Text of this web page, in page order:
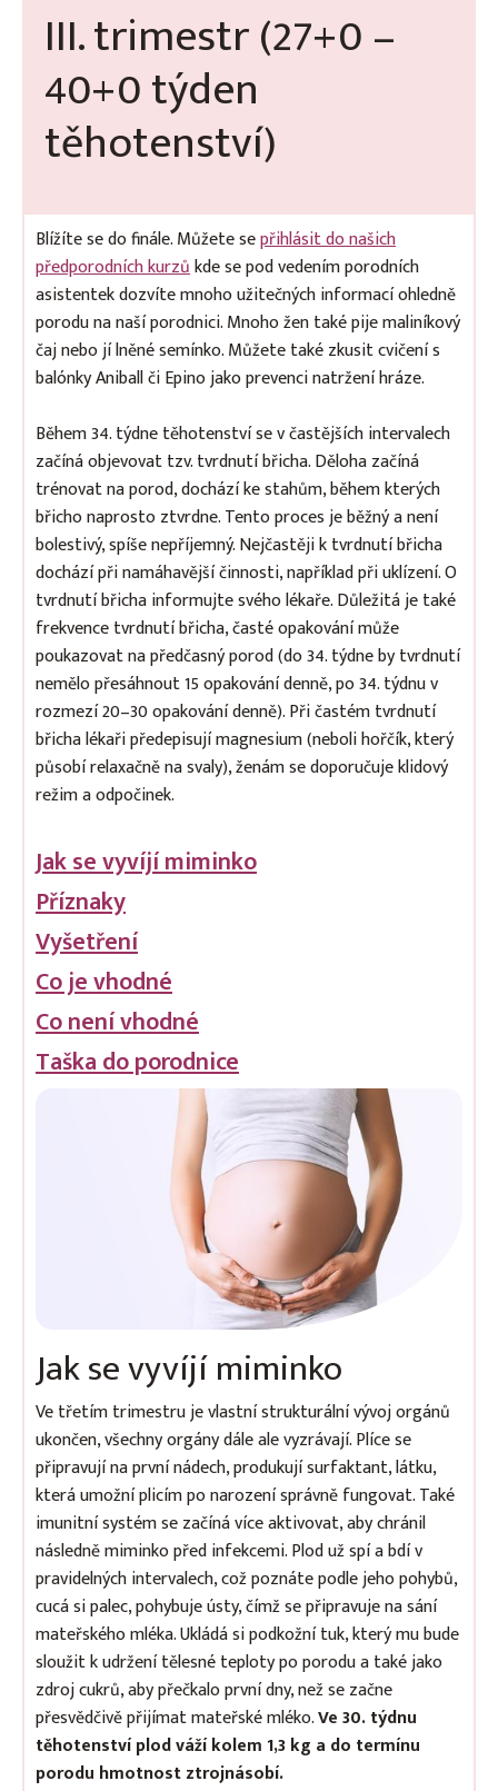
III. trimestr (27+0 –
40+0 týden
těhotenství)
Blížíte se do finále. Můžete sepřihlásit do našich
předporodních kurzůkde se pod vedením porodních
asistentek dozvíte mnoho užitečných informací ohledně
porodu na naší porodnici. Mnoho žen také pije maliníkový
čaj nebo jí lněné semínko. Můžete také zkusit cvičení s
balónky Aniball či Epino jako prevenci natržení hráze.
Během 34. týdne těhotenství se v častějších intervalech
začíná objevovat tzv. tvrdnutí břicha. Děloha začíná
trénovat na porod, dochází ke stahům, během kterých
břicho naprosto ztvrdne. Tento proces je běžný a není
bolestivý, spíše nepříjemný. Nejčastěji k tvrdnutí břicha
dochází při namáhavější činnosti, například při uklízení. O
tvrdnutí břicha informujte svého lékaře. Důležitá je také
frekvence tvrdnutí břicha, časté opakování může
poukazovat na předčasný porod (do 34. týdne by tvrdnutí
nemělo přesáhnout 15 opakování denně, po 34. týdnu v
rozmezí 20–30 opakování denně). Při častém tvrdnutí
břicha lékaři předepisují magnesium (neboli hořčík, který
působí relaxačně na svaly), ženám se doporučuje klidový
režim a odpočinek.
Jak se vyvíjí miminko
Příznaky
Vyšetření
Co je vhodné
Co není vhodné
Taška do porodnice
Jak se vyvíjí miminko
Ve třetím trimestru je vlastní strukturální vývoj orgánů
ukončen, všechny orgány dále ale vyzrávají. Plíce se
připravují na první nádech, produkují surfaktant, látku,
která umožní plicím po narození správně fungovat. Také
imunitní systém se začíná více aktivovat, aby chránil
následně miminko před infekcemi. Plod už spí a bdí v
pravidelných intervalech, což poznáte podle jeho pohybů,
cucá si palec, pohybuje ústy, čímž se připravuje na sání
mateřského mléka. Ukládá si podkožní tuk, který mu bude
sloužit k udržení tělesné teploty po porodu a také jako
zdroj cukrů, aby přečkalo první dny, než se začne
přesvědčivě přijímat mateřské mléko.Ve 30. týdnu
těhotenství plod váží kolem 1,3 kg a do termínu
porodu hmotnost ztrojnásobí.